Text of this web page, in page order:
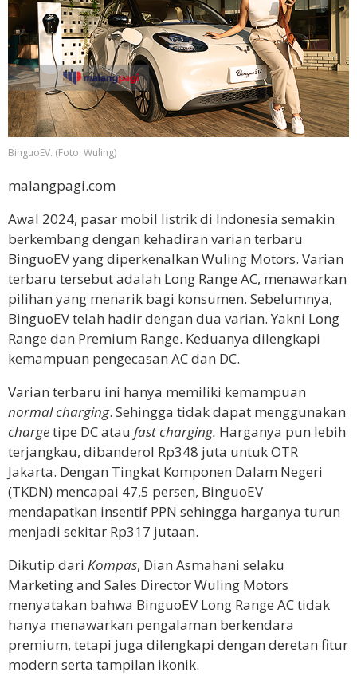
BinguoEV. (Foto: Wuling)
malangpagi.com
Awal 2024, pasar mobil listrik di Indonesia semakin
berkembang dengan kehadiran varian terbaru
BinguoEV yang diperkenalkan Wuling Motors. Varian
terbaru tersebut adalah Long Range AC, menawarkan
pilihan yang menarik bagi konsumen. Sebelumnya,
BinguoEV telah hadir dengan dua varian. Yakni Long
Range dan Premium Range. Keduanya dilengkapi
kemampuan pengecasan AC dan DC.
Varian terbaru ini hanya memiliki kemampuan
normal charging. Sehingga tidak dapat menggunakan
chargetipe DC atau fast charging. Harganya pun lebih
terjangkau, dibanderol Rp348 juta untuk OTR
Jakarta. Dengan Tingkat Komponen Dalam Negeri
(TKDN) mencapai 47,5 persen, BinguoEV
mendapatkan insentif PPN sehingga harganya turun
menjadi sekitar Rp317 jutaan.
Dikutip dari Kompas, Dian Asmahani selaku
Marketing and Sales Director Wuling Motors
menyatakan bahwa BinguoEV Long Range AC tidak
hanya menawarkan pengalaman berkendara
premium, tetapi juga dilengkapi dengan deretan fitur
modern serta tampilan ikonik.